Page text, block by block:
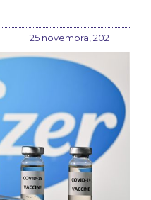
25 novembra, 2021